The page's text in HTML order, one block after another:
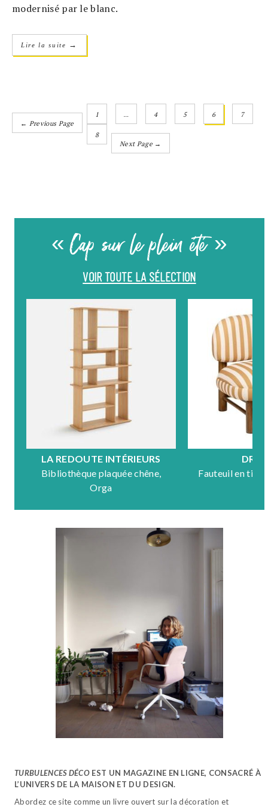
modernisé par le blanc.
Lire la suite →
← Previous Page
1 4 5 6 7
8
Next Page →
« Cap sur le plein été »
VOIR TOUTE LA SÉLECTION
LA REDOUTE INTÉRIEURS
Bibliothèque plaquée chêne,
Orga
Fauteuil en
TURBULENCES DÉCO EST UN MAGAZINE EN LIGNE, CONSACRÉ À
L’UNIVERS DE LA MAISON ET DU DESIGN.
Abordez ce site comme un livre ouvert sur la décoration et